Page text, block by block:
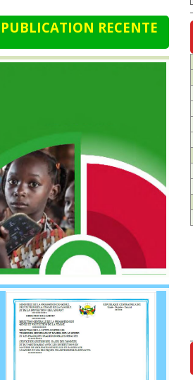
PUBLICATION RECENTE